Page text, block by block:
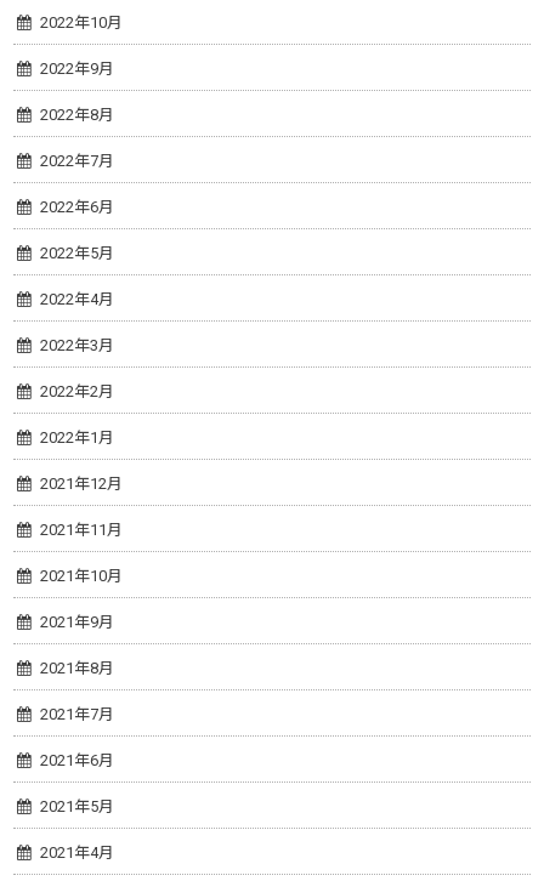
2022年10月
2022年9月
2022年8月
2022年7月
2022年6月
2022年5月
2022年4月
2022年3月
2022年2月
2022年1月
2021年12月
2021年11月
2021年10月
2021年9月
2021年8月
2021年7月
2021年6月
2021年5月
2021年4月